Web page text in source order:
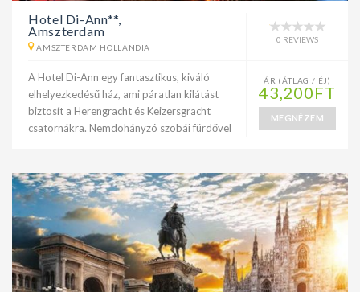
Hotel Di-Ann**,
Amszterdam
AMSZTERDAM HOLLANDIA
0 REVIEWS
A Hotel Di-Ann egy fantasztikus, kiváló
elhelyezkedésű ház, ami páratlan kilátást
biztosít a Herengracht és Keizersgracht
csatornákra. Nemdohányzó szobái fürdővel
ÁR (ÁTLAG / ÉJ)
43,200FT
MEGNÉZEM